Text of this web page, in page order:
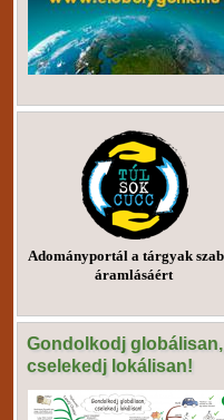
Adományportál a tárgyak
áramlásáért
Gondolkodj globálisan,
cselekedj lokálisan!